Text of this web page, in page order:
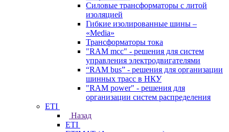
Силовые трансформаторы с литой
изоляцией
Гибкие изолированные шины –
«Media»
Трансформаторы тока
"RAM mcc" - решения для систем
управления электродвигателями
“RAM bus” - решения для организации
шинных трасс в НКУ
"RAM power" - решения для
организации систем распределения
ETI
Назад
ETI